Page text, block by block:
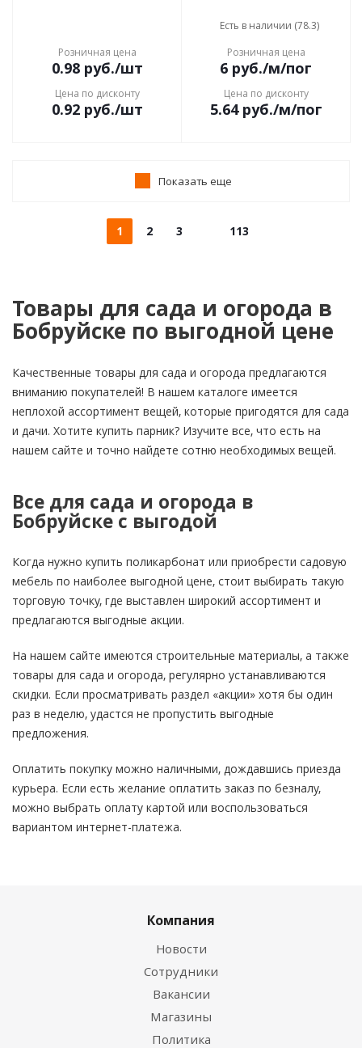
Розничная цена
0.98руб./шт
Цена по дисконту
0.92руб./шт
Есть в наличии (78.3)
Розничная цена
6 руб./м/пог
Цена по дисконту
5.64руб./м/пог
Показать еще
1 2 3 113
Товары для сада и огорода в
Бобруйске по выгодной цене
Качественные товары для сада и огорода предлагаются
вниманию покупателей! В нашем каталоге имеется
неплохой ассортимент вещей, которые пригодятся для сада
и дачи. Хотите купить парник? Изучите все, что есть на
нашем сайте и точно найдете сотню необходимых вещей.
Все для сада и огорода в
Бобруйске с выгодой
Когда нужно купить поликарбонат или приобрести садовую
мебель по наиболее выгодной цене, стоит выбирать такую
торговую точку, где выставлен широкий ассортимент и
предлагаются выгодные акции.
На нашем сайте имеются строительные материалы, а также
товары для сада и огорода, регулярно устанавливаются
скидки. Если просматривать раздел «акции» хотя бы один
раз в неделю, удастся не пропустить выгодные
предложения.
Оплатить покупку можно наличными, дождавшись приезда
курьера. Если есть желание оплатить заказ по безналу,
можно выбрать оплату картой или воспользоваться
вариантом интернет-платежа.
Компания
Новости
Сотрудники
Вакансии
Магазины
Политика